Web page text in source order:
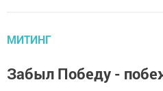
МИТИНГ
Забыл Победу -